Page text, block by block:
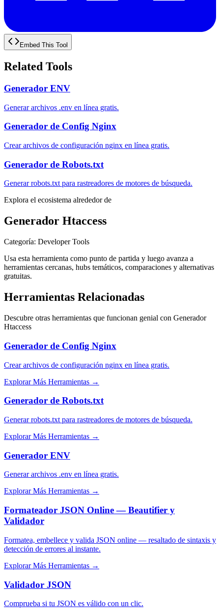
Embed This Tool
Related Tools
Generador ENV
Generar archivos .env en línea gratis.
Generador de Config Nginx
Crear archivos de configuración nginx en línea gratis.
Generador de Robots.txt
Generar robots.txt para rastreadores de motores de búsqueda.
Explora el ecosistema alrededor de
Generador Htaccess
Categoría: Developer Tools
Usa esta herramienta como punto de partida y luego avanza a
herramientas cercanas, hubs temáticos, comparaciones y alternativas
gratuitas.
Herramientas Relacionadas
Descubre otras herramientas que funcionan genial con Generador
Htaccess
Generador de Config Nginx
Crear archivos de configuración nginx en línea gratis.
Explorar Más Herramientas →
Generador de Robots.txt
Generar robots.txt para rastreadores de motores de búsqueda.
Explorar Más Herramientas →
Generador ENV
Generar archivos .env en línea gratis.
Explorar Más Herramientas →
Formateador JSON Online — Beautifier y
Validador
Formatea, embellece y valida JSON online — resaltado de sintaxis y
detección de errores al instante.
Explorar Más Herramientas →
Validador JSON
Comprueba si tu JSON es válido con un clic.